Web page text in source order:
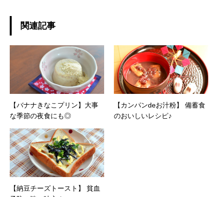
関連記事
【バナナきなこプリン】大事
な季節の夜食にも◎
【カンパンdeお汁粉】 備蓄食
のおいしいレシピ♪
【納豆チーズトースト】 貧血